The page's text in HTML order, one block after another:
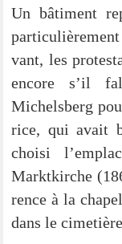
Un bâti­ment
vant, les
enco­re s’il
Michels­berg
rice, qui avait
choi­si
Markt­kir­che
rence à la
dans le